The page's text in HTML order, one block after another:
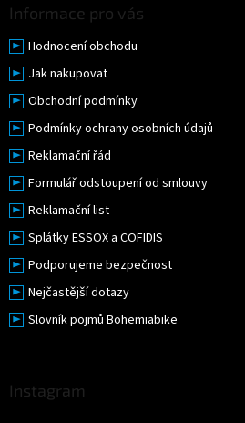
Informace pro vás
Hodnocení obchodu
Jak nakupovat
Obchodní podmínky
Podmínky ochrany osobních údajů
Reklamační řád
Formulář odstoupení od smlouvy
Reklamační list
Splátky ESSOX a COFIDIS
Podporujeme bezpečnost
Nejčastější dotazy
Slovník pojmů Bohemiabike
Instagram